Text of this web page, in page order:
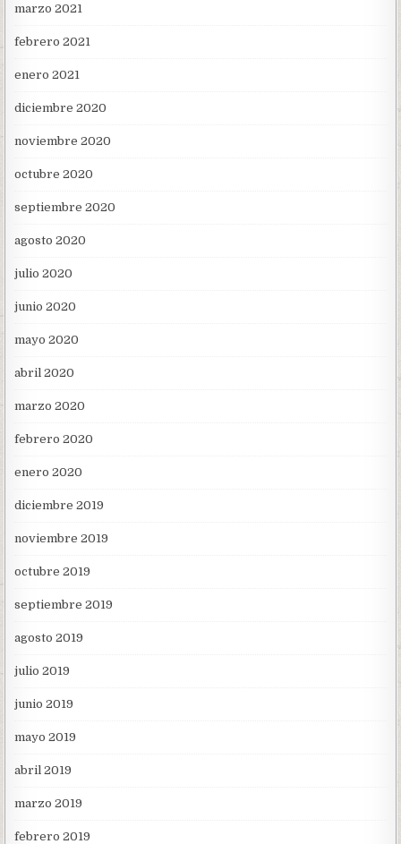
marzo 2021
febrero 2021
enero 2021
diciembre 2020
noviembre 2020
octubre 2020
septiembre 2020
agosto 2020
julio 2020
junio 2020
mayo 2020
abril 2020
marzo 2020
febrero 2020
enero 2020
diciembre 2019
noviembre 2019
octubre 2019
septiembre 2019
agosto 2019
julio 2019
junio 2019
mayo 2019
abril 2019
marzo 2019
febrero 2019